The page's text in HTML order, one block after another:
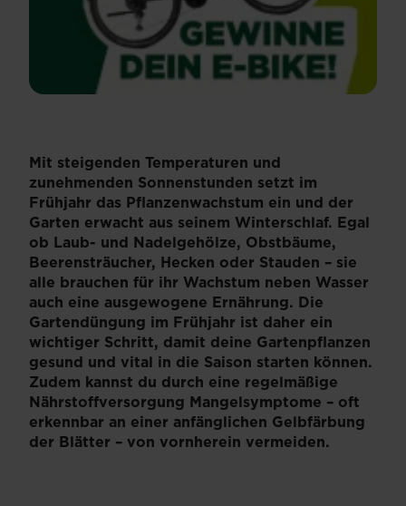
Mit steigenden Temperaturen und
zunehmenden Sonnenstunden setzt im
Frühjahr das Pflanzenwachstum ein und der
Garten erwacht aus seinem Winterschlaf. Egal
ob Laub- und Nadelgehölze, Obstbäume,
Beerensträucher, Hecken oder Stauden – sie
alle brauchen für ihr Wachstum neben Wasser
auch eine ausgewogene Ernährung. Die
Gartendüngung im Frühjahr ist daher ein
wichtiger Schritt, damit deine Gartenpflanzen
gesund und vital in die Saison starten können.
Zudem kannst du durch eine regelmäßige
Nährstoffversorgung Mangelsymptome – oft
erkennbar an einer anfänglichen Gelbfärbung
der Blätter – von vornherein vermeiden.